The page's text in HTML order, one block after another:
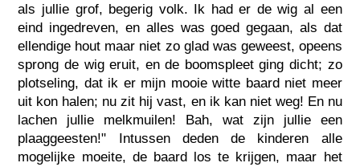
als jullie grof, begerig volk. Ik had er de wig al een
eind ingedreven, en alles was goed gegaan, als dat
ellendige hout maar niet zo glad was geweest, opeens
sprong de wig eruit, en de boomspleet ging dicht; zo
plotseling, dat ik er mijn mooie witte baard niet meer
uit kon halen; nu zit hij vast, en ik kan niet weg! En nu
lachen jullie melkmuilen! Bah, wat zijn jullie een
plaaggeesten!" Intussen deden de kinderen alle
mogelijke moeite, de baard los te krijgen, maar het